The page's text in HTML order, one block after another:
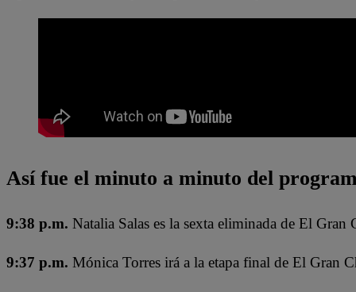
Así fue el minuto a minuto del
9:38 p.m. Natalia Salas es la sexta eliminada de El Gran
9:37 p.m. Mónica Torres irá a la etapa final de El Gran